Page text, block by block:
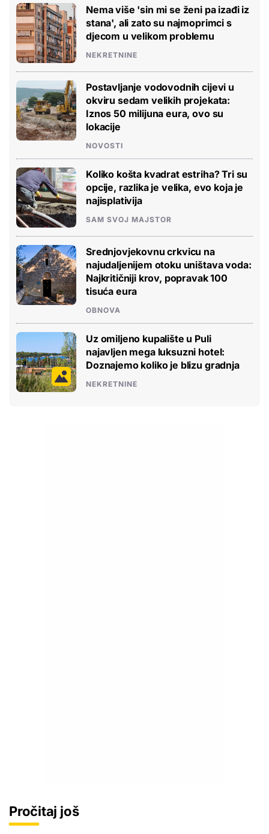
Nema više 'sin mi se ženi pa izađi iz
stana', ali zato su najmoprimci s
djecom u velikom problemu
NEKRETNINE
Postavljanje vodovodnih cijevi u
okviru sedam velikih projekata:
Iznos 50 milijuna eura, ovo su
lokacije
NOVOSTI
Koliko košta kvadrat estriha? Tri su
opcije, razlika je velika, evo koja je
najisplativija
SAM SVOJ MAJSTOR
Srednjovjekovnu crkvicu na
najudaljenijem otoku uništava voda:
Najkritičniji krov, popravak 100
tisuća eura
OBNOVA
Uz omiljeno kupalište u Puli
najavljen mega luksuzni hotel:
Doznajemo koliko je blizu gradnja
NEKRETNINE
Pročitaj još